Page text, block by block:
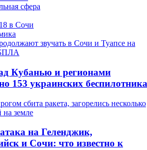
сфера
в Сочи
Кубанью и регионами
153 украинских беспилотника
на Геленджик,
и Сочи: что известно к